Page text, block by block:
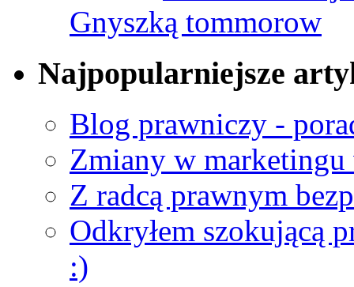
Gnyszką tommorow
Najpopularniejsze
Blog prawniczy -
Zmiany w marketingu
Z radcą prawnym
Odkryłem szokującą
:)